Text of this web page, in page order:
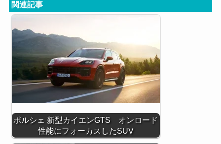
関連記事
ポルシェ 新型カイエンGTS オンロード
性能にフォーカスしたSUV